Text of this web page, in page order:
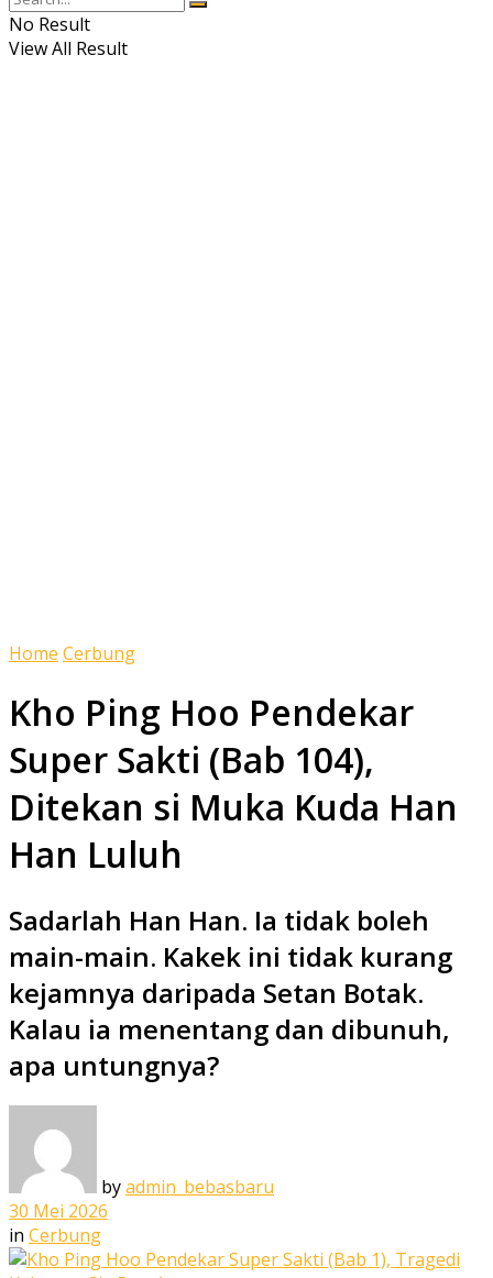
No Result
View All Result
Home Cerbung
Kho Ping Hoo Pendekar
Super Sakti (Bab 104),
Ditekan si Muka Kuda Han
Han Luluh
Sa­darlah Han Han. Ia tidak boleh
main-main. Kakek ini tidak kurang
kejamnya daripada Setan Botak.
Kalau ia menen­tang dan dibunuh,
apa untungnya?
byadmin_bebasbaru
30 Mei 2026
in Cerbung